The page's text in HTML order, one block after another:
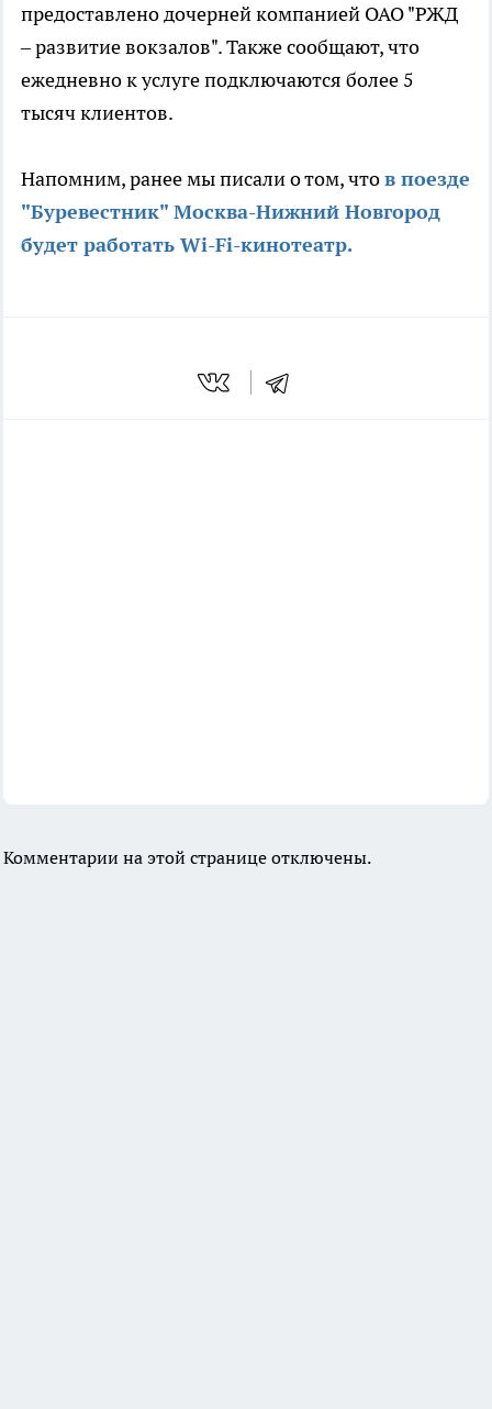
предоставлено дочерней компанией ОАО "РЖД
– развитие вокзалов". Также сообщают, что
ежедневно к услуге подключаются более 5
тысяч клиентов.
Напомним, ранее мы писали о том, чтов поезде
"Буревестник" Москва-Нижний Новгород
будет работать Wi-Fi-кинотеатр.
Комментарии на этой странице отключены.